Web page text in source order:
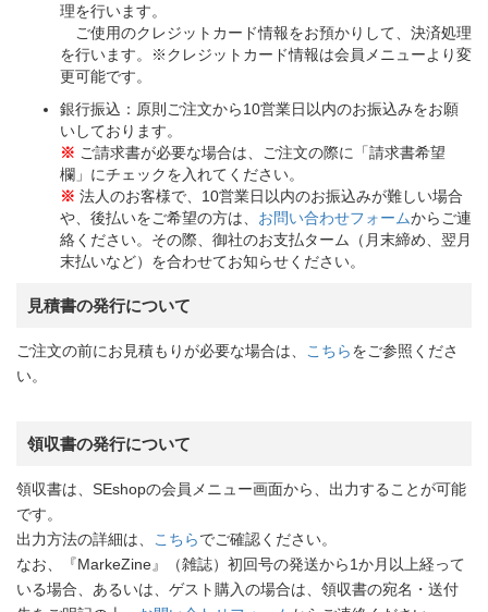
理を行います。
ご使用のクレジットカード情報をお預かりして、決済処理
を行います。※クレジットカード情報は会員メニューより変
更可能です。
銀行振込：原則ご注文から10営業日以内のお振込みをお願
いしております。
※ ご請求書が必要な場合は、ご注文の際に「請求書希望
欄」にチェックを入れてください。
※ 法人のお客様で、10営業日以内のお振込みが難しい場合
や、後払いをご希望の方は、 お問い合わせフォームからご連
絡ください。その際、御社のお支払ターム（月末締め、翌月
末払いなど）を合わせてお知らせください。
見積書の発行について
ご注文の前にお見積もりが必要な場合は、 こちらをご参照くださ
い。
領収書の発行について
領収書は、SEshopの会員メニュー画面から、出力することが可能
です。
出力方法の詳細は、
こちらでご確認ください。
なお、『MarkeZine』（雑誌）初回号の発送から1か月以上経って
いる場合、あるいは、ゲスト購入の場合は、領収書の宛名・送付